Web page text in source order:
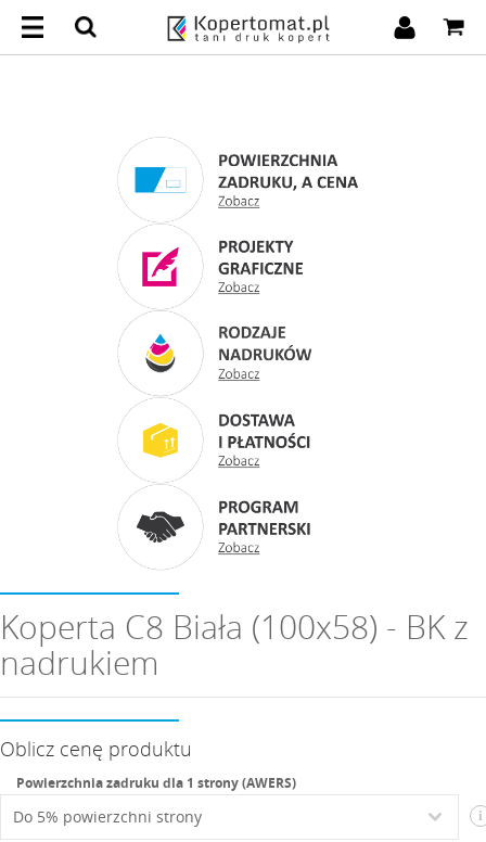
Koperta C8 Biała (100x58) - BK z
nadrukiem
Oblicz cenę produktu
Powierzchnia zadruku dla 1 strony (AWERS)
i